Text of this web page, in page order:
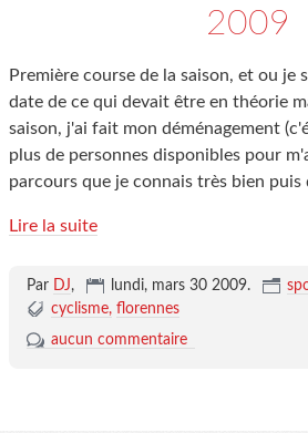
2009
Première course de la saison, et ou je
date de ce qui devait être en théorie
saison, j'ai fait mon déménagement
plus de personnes disponibles pour
parcours que je connais très bien puis
Lire la suite
Par DJ, lundi, mars 30 2009.
cyclisme florennes
aucun commentaire